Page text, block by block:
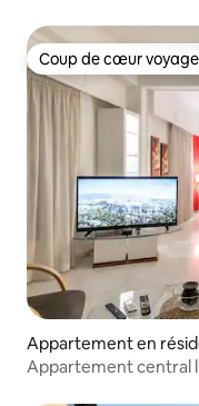
Coup de cœur
Coup de cœur
Appartement en
Appartement central